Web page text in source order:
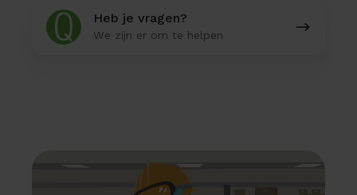
Heb je vragen?
We zijn er om te helpen
Heb
vragen?